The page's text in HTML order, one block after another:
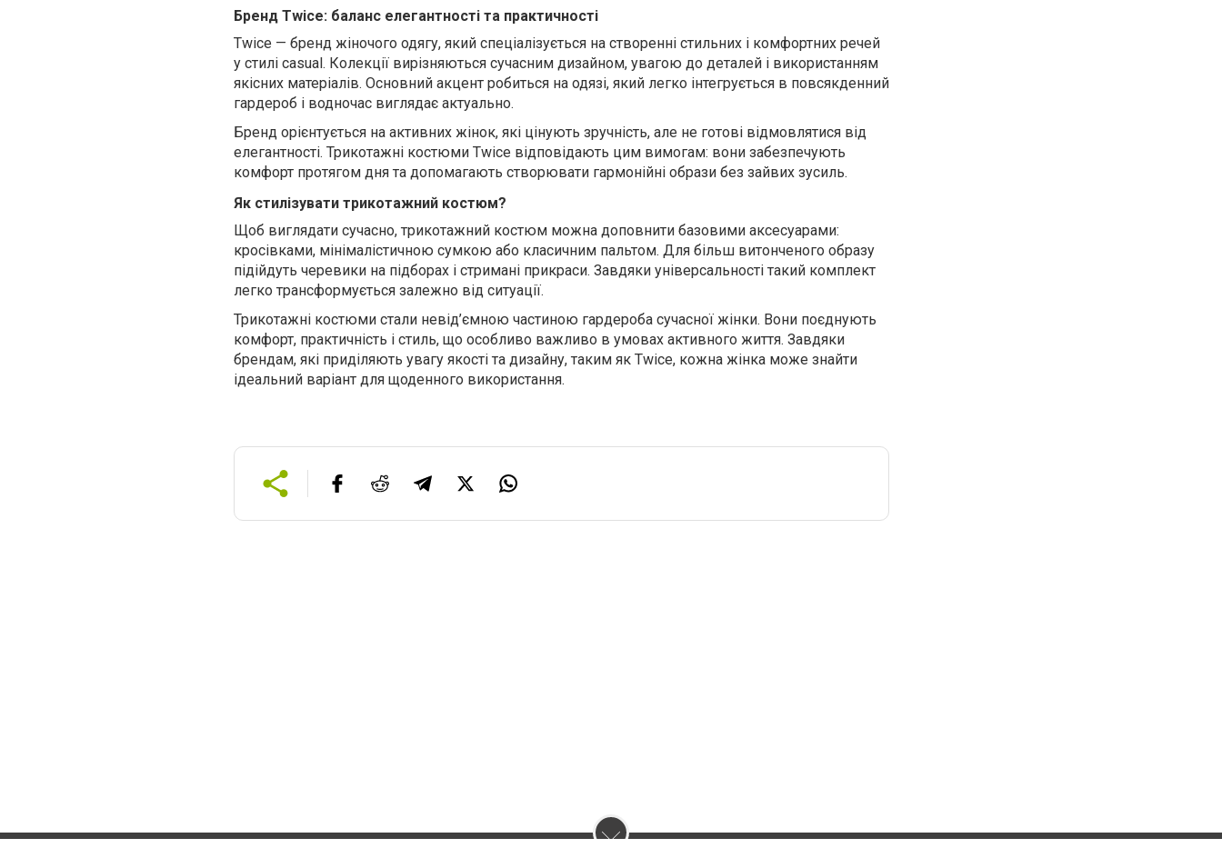
Бренд Twice: баланс елегантності та практичності
Twice — бренд жіночого одягу, який спеціалізується на створенні стильних і комфортних речей
у стилі casual. Колекції вирізняються сучасним дизайном, увагою до деталей і використанням
якісних матеріалів. Основний акцент робиться на одязі, який легко інтегрується в повсякденний
гардероб і водночас виглядає актуально.
Бренд орієнтується на активних жінок, які цінують зручність, але не готові відмовлятися від
елегантності. Трикотажні костюми Twice відповідають цим вимогам: вони забезпечують
комфорт протягом дня та допомагають створювати гармонійні образи без зайвих зусиль.
Як стилізувати трикотажний костюм?
Щоб виглядати сучасно, трикотажний костюм можна доповнити базовими аксесуарами:
кросівками, мінімалістичною сумкою або класичним пальтом. Для більш витонченого образу
підійдуть черевики на підборах і стримані прикраси. Завдяки універсальності такий комплект
легко трансформується залежно від ситуації.
Трикотажні костюми стали невід’ємною частиною гардероба сучасної жінки. Вони поєднують
комфорт, практичність і стиль, що особливо важливо в умовах активного життя. Завдяки
брендам, які приділяють увагу якості та дизайну, таким як Twice, кожна жінка може знайти
ідеальний варіант для щоденного використання.